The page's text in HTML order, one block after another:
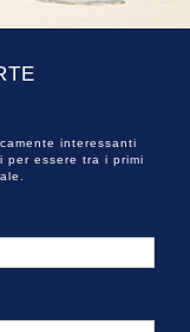
interessanti
per essere tra i primi